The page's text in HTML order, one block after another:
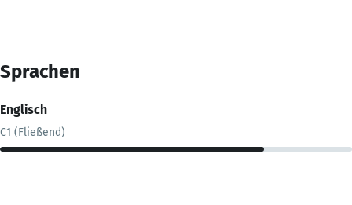
Sprachen
Englisch
C1 (Fließend)